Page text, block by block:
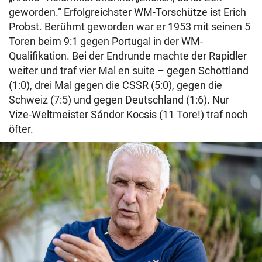
geworden.“ Erfolgreichster WM-Torschütze ist Erich
Probst. Berühmt geworden war er 1953 mit seinen 5
Toren beim 9:1 gegen Portugal in der WM-
Qualifikation. Bei der Endrunde machte der Rapidler
weiter und traf vier Mal en suite – gegen Schottland
(1:0), drei Mal gegen die CSSR (5:0), gegen die
Schweiz (7:5) und gegen Deutschland (1:6). Nur
Vize-Weltmeister Sándor Kocsis (11 Tore!) traf noch
öfter.